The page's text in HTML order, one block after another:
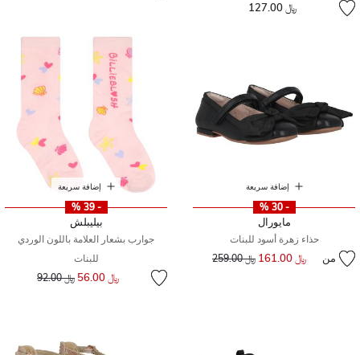
﷼ 127.00
إضافة سريعة
- 30 %
مايورال
حذاء زهرة أسود للبنات
من ﷼ 161.00 سعر مخفض من﷼ 259.00
إضافة سريعة
- 39 %
بيليبلش
جوارب بشعار العلامة باللون الوردي
للبنات
﷼ 56.00 سعر مخفض من
﷼ 92.00 إلى